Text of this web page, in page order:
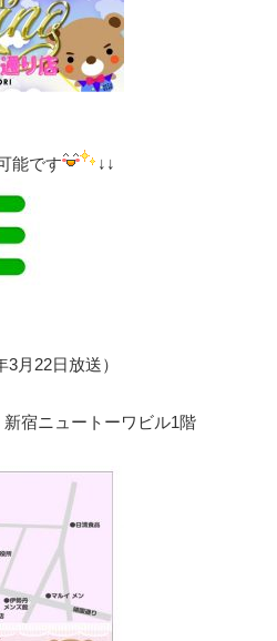
能です ↓↓
月22日放送）
宿ニュートーワビル1階